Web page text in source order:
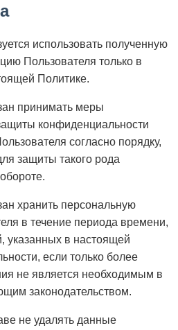
использовать полученную
Пользователя только в
Политике.
принимать меры
конфиденциальности
согласно порядку,
защиты такого рода
хранить персональную
в течение периода времени,
указанных в настоящей
если только более
не является необходимым в
законодательством.
не удалять данные